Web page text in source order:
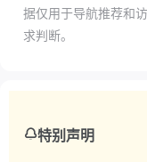
据仅用于导航推荐和
求判断。
特别声明